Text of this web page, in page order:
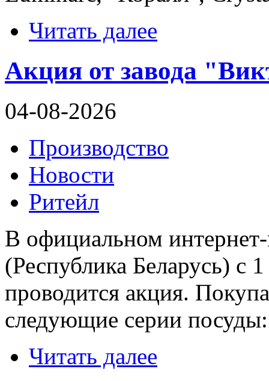
Читать далее
Акция от завода
04-08-2026
Производство
Новости
Ритейл
В официальном
(Республика Беларусь) с
проводится акция.
следующие серии посуды:
Читать далее